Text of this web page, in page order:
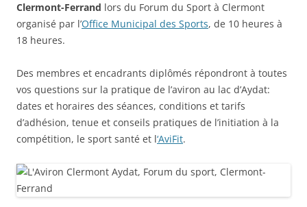
Clermont-Ferrand lors du Forum du Sport à Clermont
organisé par l’Office Municipal des Sports, de 10 heures à
18 heures.
Des membres et encadrants diplômés répondront à toutes
vos questions sur la pratique de l’aviron au lac d’Aydat:
dates et horaires des séances, conditions et tarifs
d’adhésion, tenue et conseils pratiques de l’initiation à la
compétition, le sport santé et l‘AviFit.